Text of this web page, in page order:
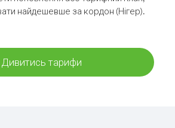
найдешевше за кордон (Нігер).
Дивитись тарифи